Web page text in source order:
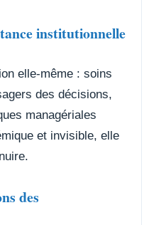
institutionnelle
elle-même : soins
des décisions,
managériales
et invisible, elle
des